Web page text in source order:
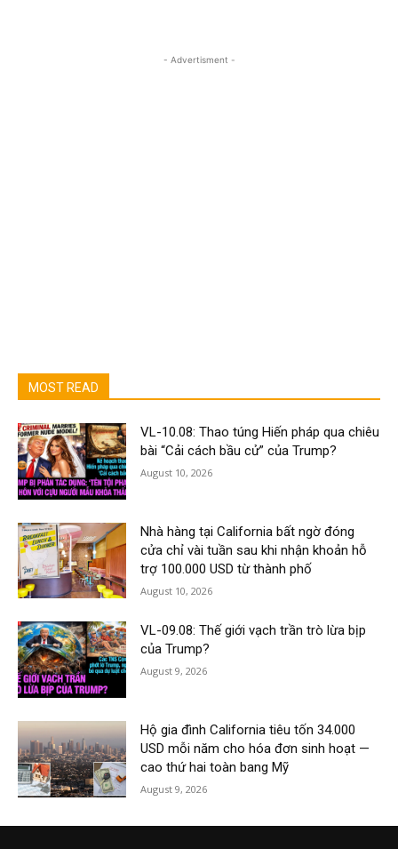
- Advertisment -
MOST READ
VL-10.08: Thao túng Hiến pháp qua chiêu
bài “Cải cách bầu cử” của Trump?
August 10, 2026
Nhà hàng tại California bất ngờ đóng
cửa chỉ vài tuần sau khi nhận khoản hỗ
trợ 100.000 USD từ thành phố
August 10, 2026
VL-09.08: Thế giới vạch trần trò lừa bịp
của Trump?
August 9, 2026
Hộ gia đình California tiêu tốn 34.000
USD mỗi năm cho hóa đơn sinh hoạt —
cao thứ hai toàn bang Mỹ
August 9, 2026